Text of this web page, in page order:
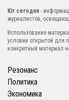
Юг сегодня -
журналистов,
Использование
условии открытой для
конкретный материал
Резонанс
Политика
Экономика